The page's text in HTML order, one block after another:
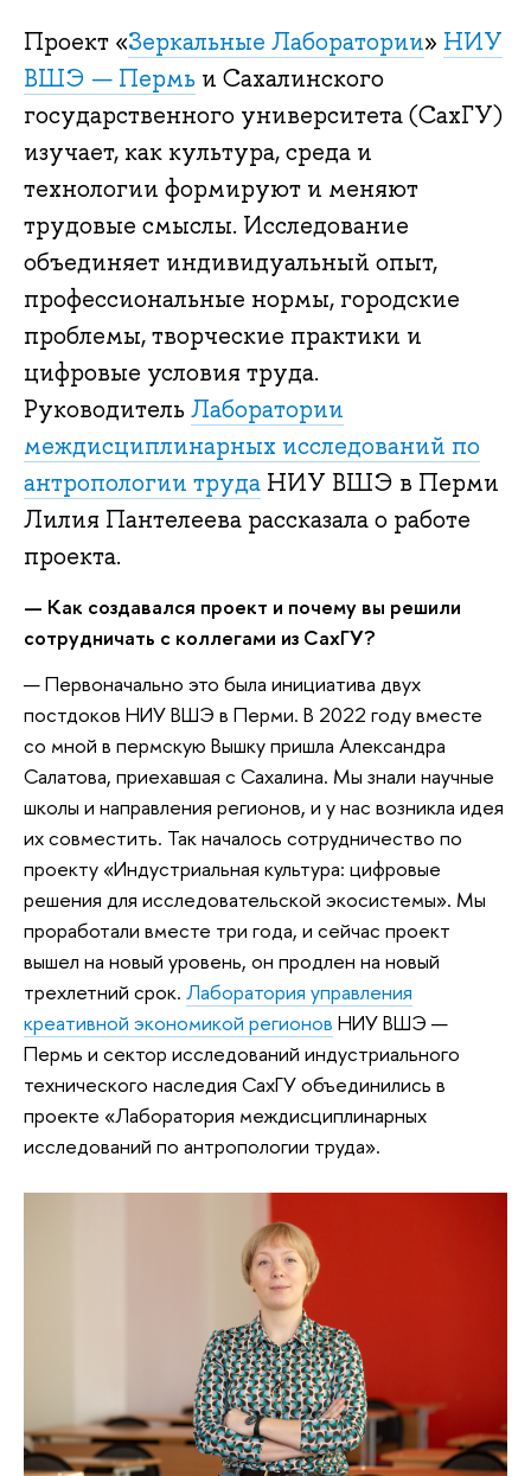
Проект «Зеркальные Лаборатории» НИУ
ВШЭ — Пермь и Сахалинского
государственного университета (СахГУ)
изучает, как культура, среда и
технологии формируют и меняют
трудовые смыслы. Исследование
объединяет индивидуальный опыт,
профессиональные нормы, городские
проблемы, творческие практики и
цифровые условия труда.
Руководитель Лаборатории
междисциплинарных исследований по
антропологии труда НИУ ВШЭ в Перми
Лилия Пантелеева рассказала о работе
проекта.
— Как создавался проект и почему вы решили
сотрудничать с коллегами из СахГУ?
— Первоначально это была инициатива двух
постдоков НИУ ВШЭ в Перми. В 2022 году вместе
со мной в пермскую Вышку пришла Александра
Салатова, приехавшая с Сахалина. Мы знали научные
школы и направления регионов, и у нас возникла идея
их совместить. Так началось сотрудничество по
проекту «Индустриальная культура: цифровые
решения для исследовательской экосистемы». Мы
проработали вместе три года, и сейчас проект
вышел на новый уровень, он продлен на новый
трехлетний срок. Лаборатория управления
креативной экономикой регионов НИУ ВШЭ —
Пермь и сектор исследований индустриального
технического наследия СахГУ объединились в
проекте «Лаборатория междисциплинарных
исследований по антропологии труда».